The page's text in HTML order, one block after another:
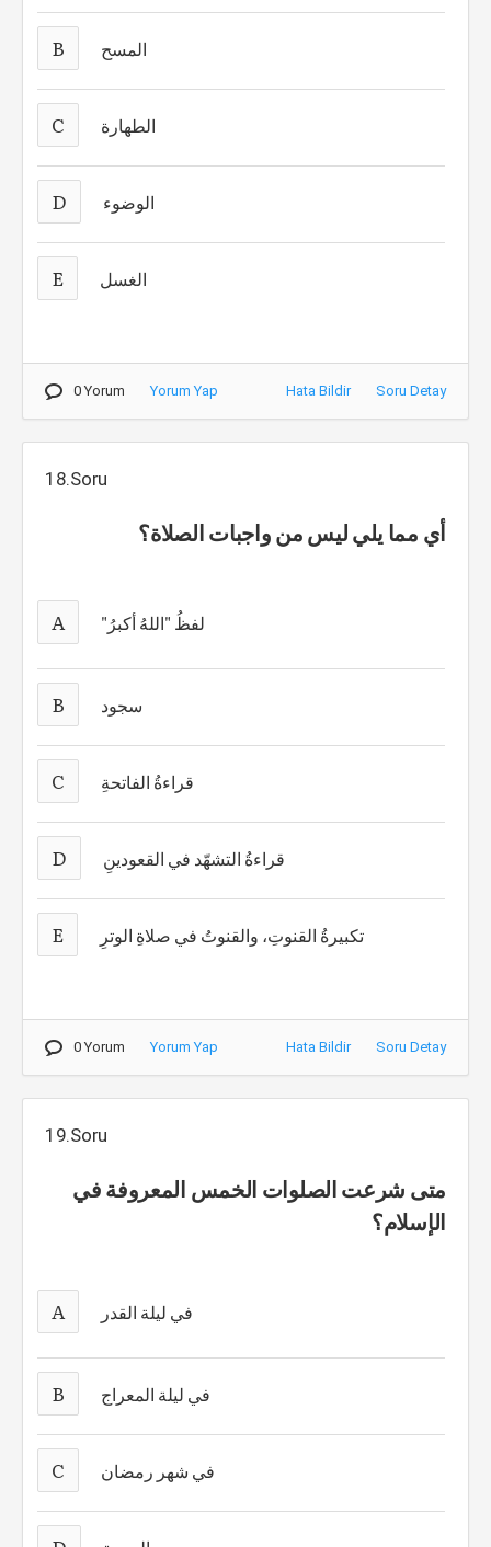
B المسح
C الطهارة
D الوضوء
E الغسل
0 Yorum Yorum Yap Hata Bildir Soru Detay
18.Soru
أي مما يلي ليس من واجبات الصلاة؟
A "لفظُ "اللهُ أكبرُ
B سجود
C قراءةُ الفاتحةِ
D قراءةُ التشهّد في القعودينِ
E تكبيرةُ القنوتِ، والقنوتُ في صلاةِ الوترِ
0 Yorum Yorum Yap Hata Bildir Soru Detay
19.Soru
متى شرعت الصلوات الخمس المعروفة في
الإسلام؟
A في ليلة القدر
B في ليلة المعراج
C في شهر رمضان